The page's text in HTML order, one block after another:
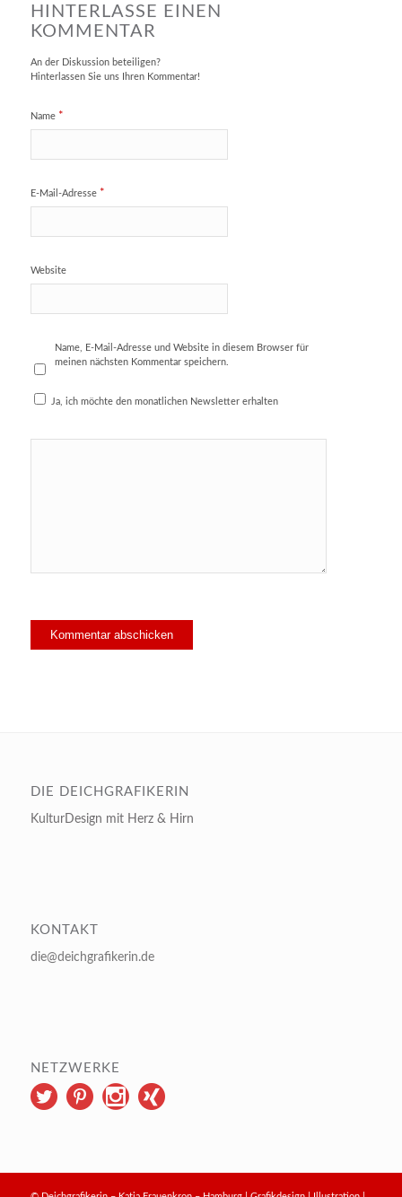
HINTERLASSE EINEN
KOMMENTAR
An der Diskussion beteiligen?
Hinterlassen Sie uns Ihren Kommentar!
Name *
E-Mail-Adresse *
Website
Name, E-Mail-Adresse und Website in diesem Browser für
meinen nächsten Kommentar speichern.
Ja, ich möchte den monatlichen Newsletter erhalten
DIE DEICHGRAFIKERIN
KulturDesign mit Herz & Hirn
KONTAKT
die@deichgrafikerin.de
NETZWERKE